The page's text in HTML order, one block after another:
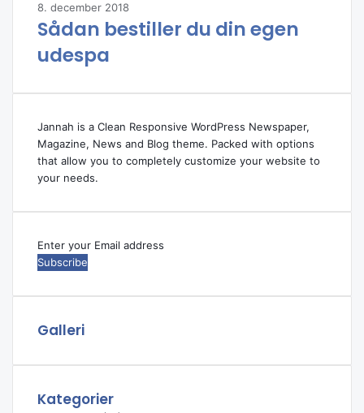
8. december 2018
Sådan bestiller du din egen
udespa
Jannah is a Clean Responsive WordPress Newspaper,
Magazine, News and Blog theme. Packed with options
that allow you to completely customize your website to
your needs.
Enter
your
address
Galleri
Kategorier